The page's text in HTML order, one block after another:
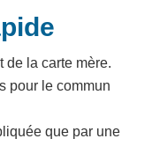
de la carte mère.
pour le commun
que par une